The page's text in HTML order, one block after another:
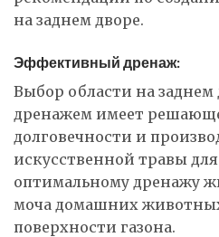
на заднем дворе.
Эффективный дренаж:
Выбор области на
дренажем имеет
долговечности и
искусственной травы
оптимальному дренажу
моча домашних
поверхности газона.